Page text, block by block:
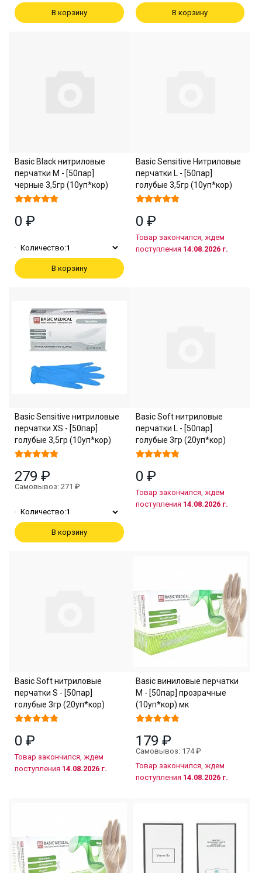
В корзину В корзину
Basic Black нитриловые
перчатки M - [50пар]
черные 3,5гр (10уп*кор)
0 ₽
Количество:1
В корзину
Basic Sensitive Нитриловые
перчатки L - [50пар]
голубые 3,5гр (10уп*кор)
0 ₽
Товар закончился, ждем
поступления 14.08.2026 г.
Basic Sensitive нитриловые
перчатки XS - [50пар]
голубые 3,5гр (10уп*кор)
279 ₽
Самовывоз: 271 ₽
Количество:1
В корзину
Basic Soft нитриловые
перчатки L - [50пар]
голубые 3гр (20уп*кор)
0 ₽
Товар закончился, ждем
поступления 14.08.2026 г.
Basic Soft нитриловые
перчатки S - [50пар]
голубые 3гр (20уп*кор)
0 ₽
Товар закончился, ждем
поступления 14.08.2026 г.
Basic виниловые перчатки
M - [50пар] прозрачные
(10уп*кор) мк
179 ₽
Самовывоз: 174 ₽
Товар закончился, ждем
поступления 14.08.2026 г.